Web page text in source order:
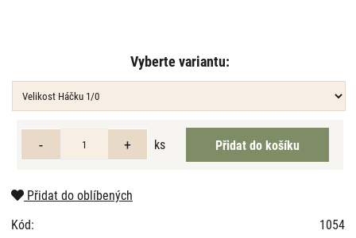
Vyberte variantu:
ks
Přidat do oblíbených
Kód:
1054